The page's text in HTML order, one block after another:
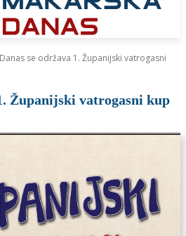
Danas se održava 1. Županijski vatrogasni
Županijski vatrogasni kup